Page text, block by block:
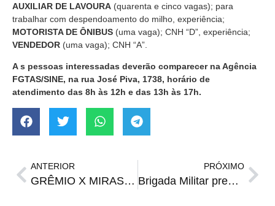
AUXILIAR DE LAVOURA (quarenta e cinco vagas); para
trabalhar com despendoamento do milho, experiência;
MOTORISTA DE ÔNIBUS (uma vaga); CNH “D”, experiência;
VENDEDOR (uma vaga); CNH “A”.
A s pessoas interessadas deverão comparecer na Agência
FGTAS/SINE, na rua José Piva, 1738, horário de
atendimento das 8h às 12h e das 13h às 17h.
ANTERIOR
GRÊMIO X MIRASSOL | Onde assistir, horário e prováveis escalações
PRÓXIMO
Brigada Militar prende homem e apreende adolescente com quase 420 g de maconha em Santiago